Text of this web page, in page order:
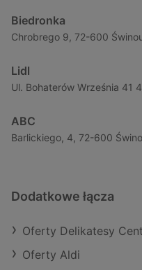
Biedronka
Chrobrego 9, 72-600
Lidl
Ul. Bohaterów Września 41
ABC
Barlickiego, 4, 72-600
Dodatkowe łącza
Oferty Delikatesy
Oferty Aldi